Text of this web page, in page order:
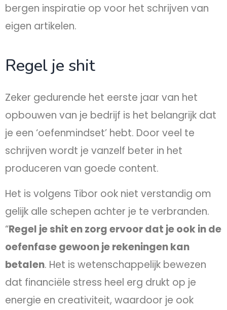
bergen inspiratie op voor het schrijven van
eigen artikelen.
Regel je shit
Zeker gedurende het eerste jaar van het
opbouwen van je bedrijf is het belangrijk dat
je een ‘oefenmindset’ hebt. Door veel te
schrijven wordt je vanzelf beter in het
produceren van goede content.
Het is volgens Tibor ook niet verstandig om
gelijk alle schepen achter je te verbranden.
“Regel je shit en zorg ervoor dat je ook in de
oefenfase gewoon je rekeningen kan
betalen. Het is wetenschappelijk bewezen
dat financiële stress heel erg drukt op je
energie en creativiteit, waardoor je ook